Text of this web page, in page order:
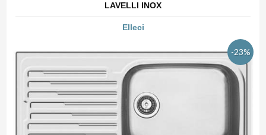
LAVELLI INOX
Elleci
-23%